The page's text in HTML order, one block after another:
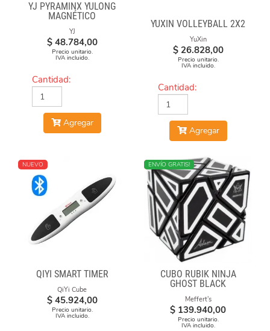
YJ PYRAMINX YULONG
MAGNÉTICO
YJ
$ 48.784,00
Precio unitario.
IVA incluido.
Cantidad:
Agregar
YUXIN VOLLEYBALL 2X2
YuXin
$ 26.828,00
Precio unitario.
IVA incluido.
Cantidad:
Agregar
NUEVO
QIYI SMART TIMER
QiYi Cube
$ 45.924,00
Precio unitario.
IVA incluido.
NUEVO
ENVÍO GRATIS!
CUBO RUBIK NINJA
GHOST BLACK
Meffert's
$ 139.940,00
Precio unitario.
IVA incluido.